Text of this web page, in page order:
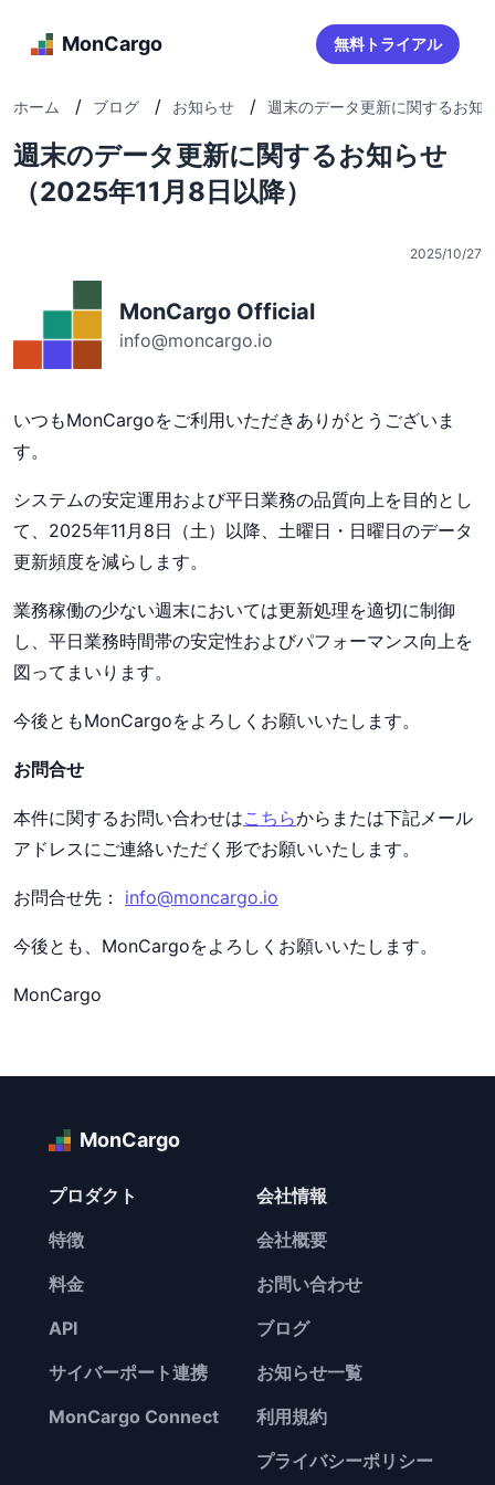
MonCargo 無料トライアル
ホーム / ブログ / お知らせ / 週末のデータ更新に関するお知
週末のデータ更新に関するお知らせ
（2025年11月8日以降）
2025/10/27
MonCargo Official
info@moncargo.io
いつもMonCargoをご利用いただきありがとうございま
す。
システムの安定運用および平日業務の品質向上を目的とし
て、2025年11月8日（土）以降、土曜日・日曜日のデータ
更新頻度を減らします。
業務稼働の少ない週末においては更新処理を適切に制御
し、平日業務時間帯の安定性およびパフォーマンス向上を
図ってまいります。
今後ともMonCargoをよろしくお願いいたします。
お問合せ
本件に関するお問い合わせはこちらからまたは下記メール
アドレスにご連絡いただく形でお願いいたします。
お問合せ先： info@moncargo.io
今後とも、MonCargoをよろしくお願いいたします。
MonCargo
MonCargo
プロダクト
特徴
料金
API
サイバーポート連携
MonCargo Connect
会社情報
会社概要
お問い合わせ
ブログ
お知らせ一覧
利用規約
プライバシーポリシー